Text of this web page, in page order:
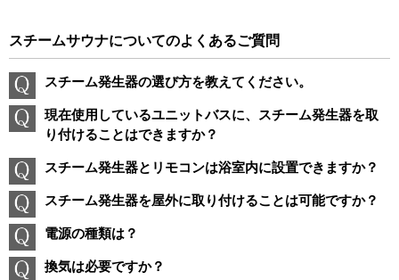
スチームサウナについてのよくあるご質問
スチーム発生器の選び方を教えてください。
現在使用しているユニットバスに、スチーム発生器を取
り付けることはできますか？
スチーム発生器とリモコンは浴室内に設置できますか？
スチーム発生器を屋外に取り付けることは可能ですか？
電源の種類は？
換気は必要ですか？